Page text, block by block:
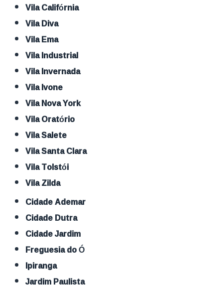
Vila Califórnia
Vila Diva
Vila Ema
Vila Industrial
Vila Invernada
Vila Ivone
Vila Nova York
Vila Oratório
Vila Salete
Vila Santa Clara
Vila Tolstói
Vila Zilda
Cidade Ademar
Cidade Dutra
Cidade Jardim
Freguesia do Ó
Ipiranga
Jardim Paulista